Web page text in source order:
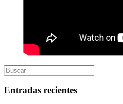
Entradas recientes